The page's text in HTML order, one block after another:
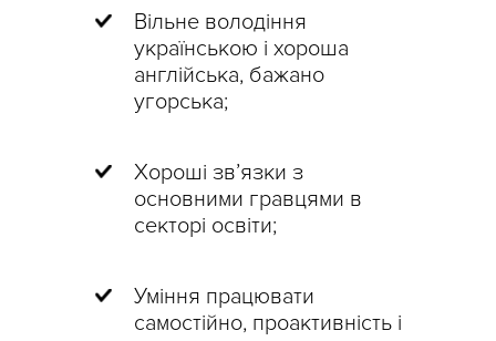
Вільне володіння
українською і хороша
англійська, бажано
угорська;
Хороші зв’язки з
основними гравцями в
секторі освіти;
Уміння працювати
самостійно, проактивність і